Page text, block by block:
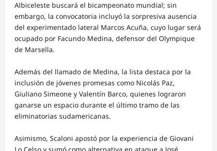
Albiceleste buscará el bicampeonato mundial; sin
embargo, la convocatoria incluyó la sorpresiva ausencia
del experimentado lateral Marcos Acuña, cuyo lugar será
ocupado por Facundo Medina, defensor del Olympique
de Marsella.
Además del llamado de Medina, la lista destaca por la
inclusión de jóvenes promesas como Nicolás Paz,
Giuliano Simeone y Valentín Barco, quienes lograron
ganarse un espacio durante el último tramo de las
eliminatorias sudamericanas.
Asimismo, Scaloni apostó por la experiencia de Giovani